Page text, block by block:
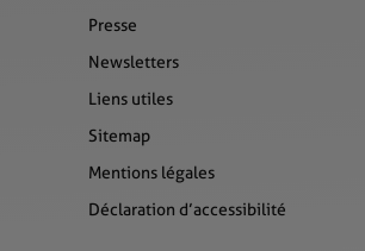
Presse
Newsletters
Liens utiles
Sitemap
Mentions légales
Déclaration d’accessibilité